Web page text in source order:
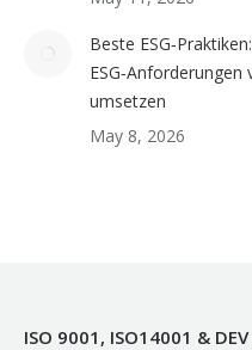
Beste
umsetzen
May 8, 2026
ISO 9001, ISO14001 & DEV